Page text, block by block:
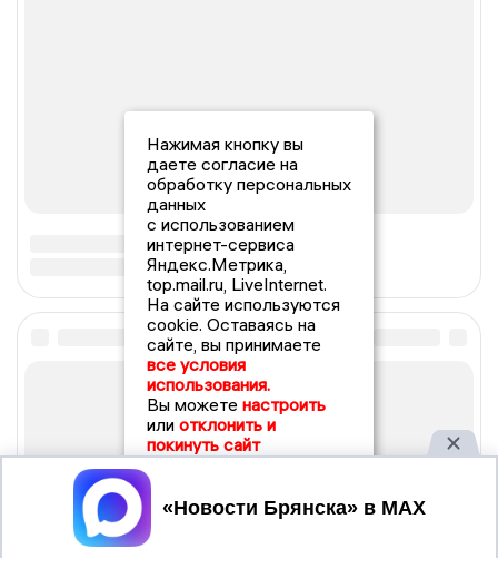
Нажимая кнопку вы
даете согласие на
обработку персональных
данных
с использованием
интернет-сервиса
Яндекс.Метрика,
top.mail.ru, LiveInternet.
На сайте используются
cookie. Оставаясь на
сайте, вы принимаете
все условия
использования.
Вы можете настроить
или отклонить и
покинуть сайт
Принять